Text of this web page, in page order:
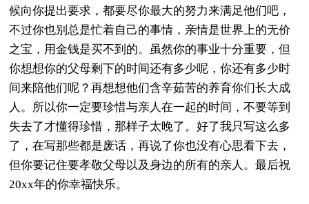
候向你提出要求，都要尽你最大的努力来满足他们吧，
不过你也别总是忙着自己的事情，亲情是世界上的无价
之宝，用金钱是买不到的。虽然你的事业十分重要，但
你想想你的父母剩下的时间还有多少呢，你还有多少时
间来陪他们呢？再想想他们含辛茹苦的养育你们长大成
人。所以你一定要珍惜与亲人在一起的时间，不要等到
失去了才懂得珍惜，那样子太晚了。好了我只写这么多
了，在写那些都是废话，再说了你也没有心思看下去，
但你要记住要孝敬父母以及身边的所有的亲人。最后祝
20xx年的你幸福快乐。